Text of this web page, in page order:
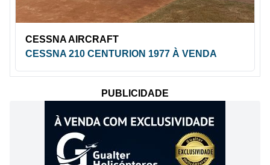
CESSNA AIRCRAFT
CESSNA 210 CENTURION 1977 À VENDA
PUBLICIDADE